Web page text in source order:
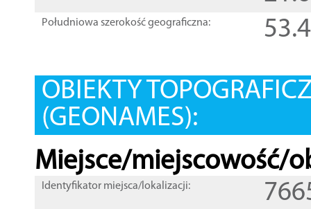
Południowa szerokość geograficzna:
OBIEKTY
(GEONAMES):
Miejsce/miejscowość/
Identyfikator miejsca/lokalizacji: